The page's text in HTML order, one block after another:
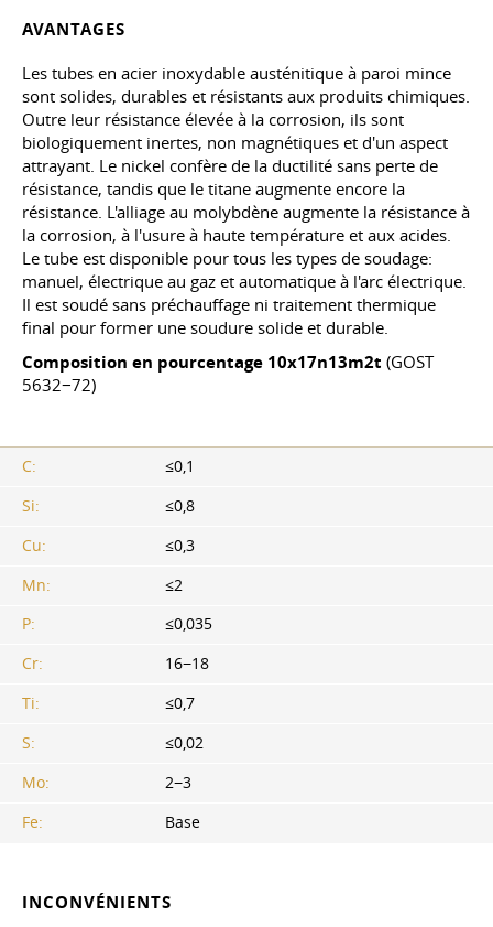
AVANTAGES
Les tubes en acier inoxydable austénitique à paroi mince
sont solides, durables et résistants aux produits chimiques.
Outre leur résistance élevée à la corrosion, ils sont
biologiquement inertes, non magnétiques et d'un aspect
attrayant. Le nickel confère de la ductilité sans perte de
résistance, tandis que le titane augmente encore la
résistance. L'alliage au molybdène augmente la résistance à
la corrosion, à l'usure à haute température et aux acides.
Le tube est disponible pour tous les types de soudage:
manuel, électrique au gaz et automatique à l'arc électrique.
Il est soudé sans préchauffage ni traitement thermique
final pour former une soudure solide et durable.
Composition en pourcentage 10x17n13m2t (GOST
5632−72)
C:
≤0,1
Si:
≤0,8
Cu:
≤0,3
Mn:
≤2
P:
≤0,035
Cr:
16−18
Ti:
≤0,7
S:
≤0,02
Mo:
2−3
Fe:
Base
INCONVÉNIENTS